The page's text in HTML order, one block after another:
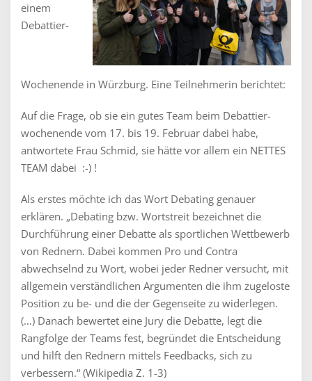
einem
Debattier-
Wochenende in Würzburg. Eine Teilnehmerin berichtet:
Auf die Frage, ob sie ein gutes Team beim Debattier-
wochenende vom 17. bis 19. Februar dabei habe,
antwortete Frau Schmid, sie hätte vor allem ein NETTES
TEAM dabei :-) !
Als erstes möchte ich das Wort Debating genauer
erklären. „Debating bzw. Wortstreit bezeichnet die
Durchführung einer Debatte als sportlichen Wettbewerb
von Rednern. Dabei kommen Pro und Contra
abwechselnd zu Wort, wobei jeder Redner versucht, mit
allgemein verständlichen Argumenten die ihm zugeloste
Position zu be- und die der Gegenseite zu widerlegen.
(…) Danach bewertet eine Jury die Debatte, legt die
Rangfolge der Teams fest, begründet die Entscheidung
und hilft den Rednern mittels Feedbacks, sich zu
verbessern.“ (Wikipedia Z. 1-3)